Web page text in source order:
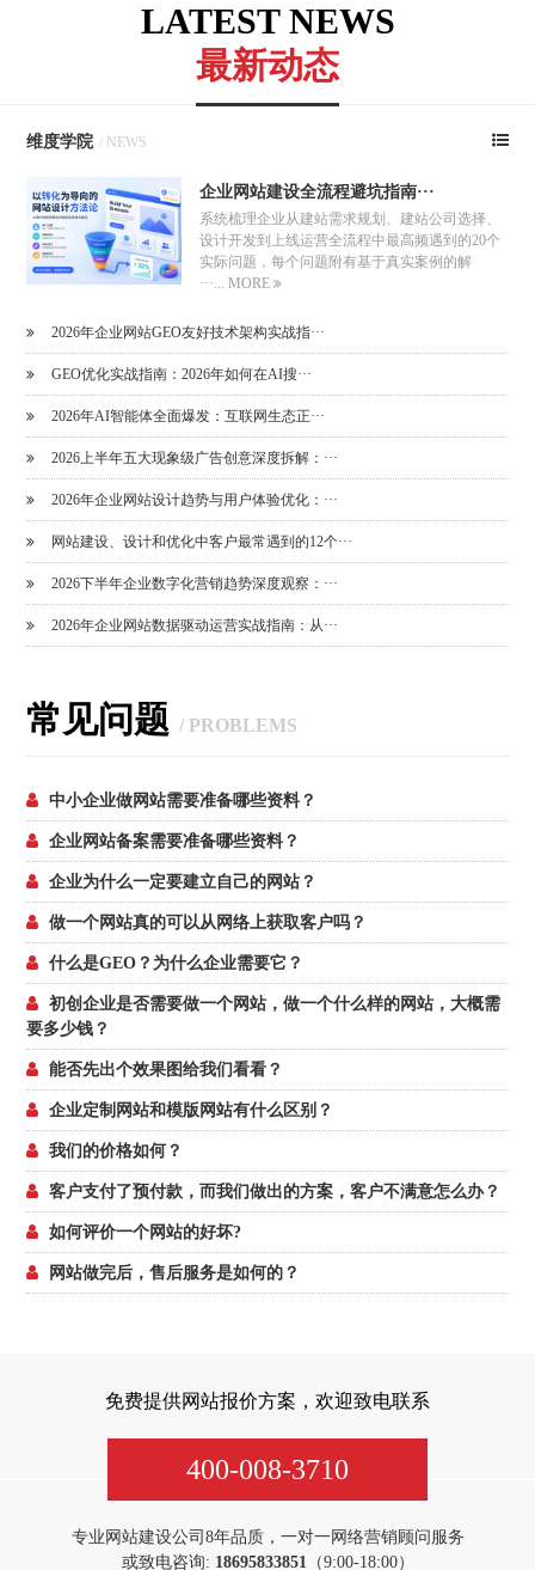
LATEST NEWS
最新动态
维度学院 / NEWS
企业网站建设全流程避坑指南···
系统梳理企业从建站需求规划、建站公司选择、
设计开发到上线运营全流程中最高频遇到的20个
实际问题，每个问题附有基于真实案例的解
···...MORE
2026年企业网站GEO友好技术架构实战指···
GEO优化实战指南：2026年如何在AI搜···
2026年AI智能体全面爆发：互联网生态正···
2026上半年五大现象级广告创意深度拆解：···
2026年企业网站设计趋势与用户体验优化：···
网站建设、设计和优化中客户最常遇到的12个···
2026下半年企业数字化营销趋势深度观察：···
2026年企业网站数据驱动运营实战指南：从···
常见问题/ PROBLEMS
中小企业做网站需要准备哪些资料？
企业网站备案需要准备哪些资料？
企业为什么一定要建立自己的网站？
做一个网站真的可以从网络上获取客户吗？
什么是GEO？为什么企业需要它？
初创企业是否需要做一个网站，做一个什么样的网站，大概需
要多少钱？
能否先出个效果图给我们看看？
企业定制网站和模版网站有什么区别？
我们的价格如何？
客户支付了预付款，而我们做出的方案，客户不满意怎么办？
如何评价一个网站的好坏?
网站做完后，售后服务是如何的？
免费提供网站报价方案，欢迎致电联系
400-008-3710
专业网站建设公司8年品质，一对一网络营销顾问服务
或致电咨询: 18695833851（9:00-18:00）